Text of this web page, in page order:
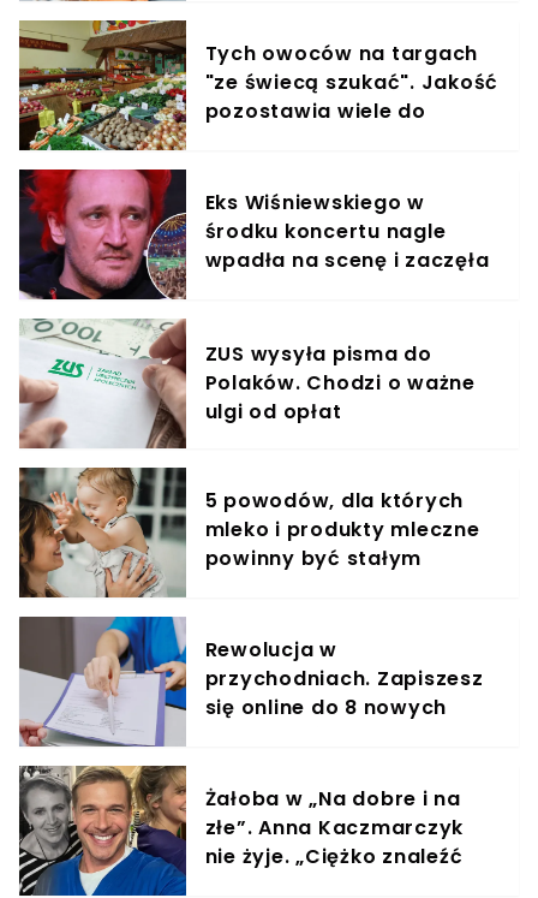
Tych owoców na targach
"ze świecą szukać". Jakość
pozostawia wiele do
Eks Wiśniewskiego w
środku koncertu nagle
wpadła na scenę i zaczęła
ZUS wysyła pisma do
Polaków. Chodzi o ważne
ulgi od opłat
5 powodów, dla których
mleko i produkty mleczne
powinny być stałym
Rewolucja w
przychodniach. Zapiszesz
się online do 8 nowych
Żałoba w „Na dobre i na
złe”. Anna Kaczmarczyk
nie żyje. „Ciężko znaleźć